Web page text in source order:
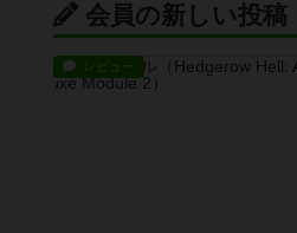
会員の新しい投稿
レビュー